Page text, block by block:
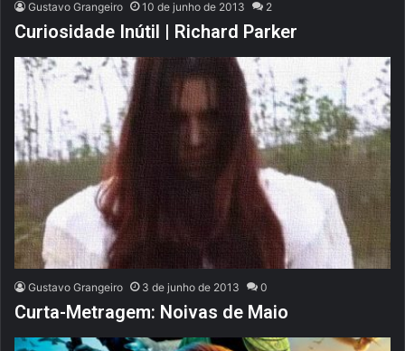
Gustavo Grangeiro 10 de junho de 2013 2
Curiosidade Inútil | Richard Parker
Gustavo Grangeiro 3 de junho de 2013 0
Curta-Metragem: Noivas de Maio